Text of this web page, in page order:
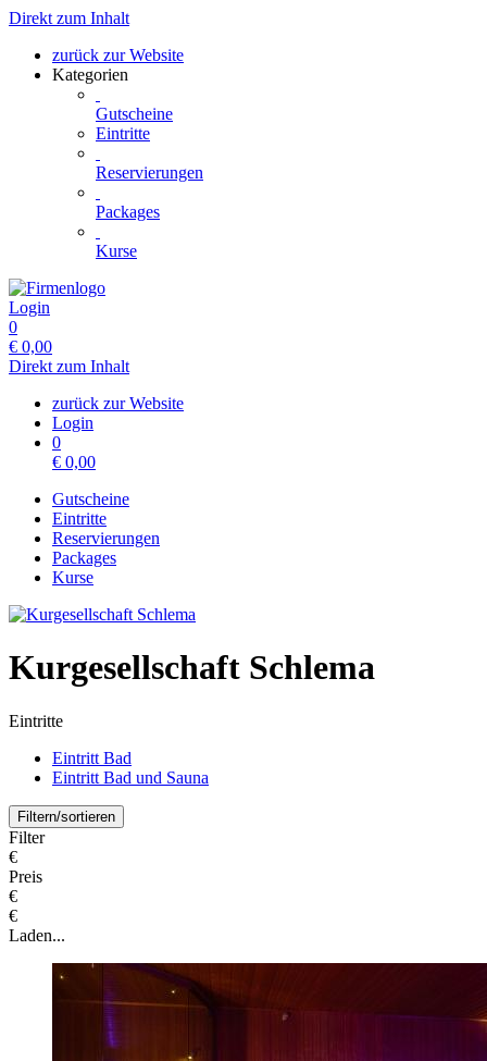
Direkt zum Inhalt
zurück zur Website
Kategorien
Gutscheine
Eintritte
Reservierungen
Packages
Kurse
Login
0
€ 0,00
Direkt zum Inhalt
zurück zur Website
Login
0
€ 0,00
Gutscheine
Eintritte
Reservierungen
Packages
Kurse
Kurgesellschaft Schlema
Eintritte
Eintritt Bad
Eintritt Bad und Sauna
Filtern/sortieren
Filter
€
Preis
€
€
Laden...